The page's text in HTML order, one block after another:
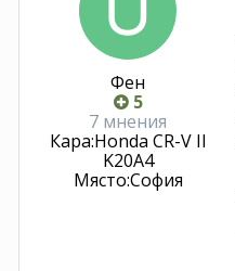
Фен
5
7 мнения
Кара:Honda CR-V II
K20A4
Място:София